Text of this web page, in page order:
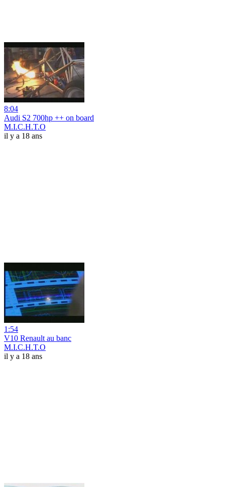
8:04
Audi S2 700hp ++ on board
M.I.C.H.T.O
il y a 18 ans
1:54
V10 Renault au banc
M.I.C.H.T.O
il y a 18 ans